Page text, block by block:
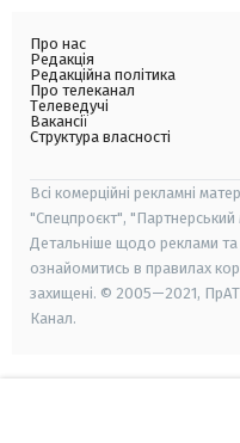
Про нас
Редакція
Редакційна політика
Про телеканал
Телеведучі
Вакансії
Структура власності
Всі комерційні рекламні
"Спецпроєкт", "Партнерський
Детальніше щодо реклами
ознайомитись в правилах
захищені. © 2005—2021,
Канал.